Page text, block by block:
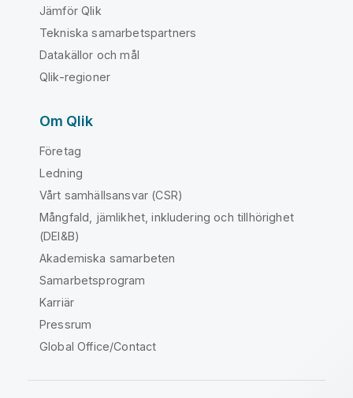
Jämför Qlik
Tekniska samarbetspartners
Datakällor och mål
Qlik-regioner
Om Qlik
Företag
Ledning
Vårt samhällsansvar (CSR)
Mångfald, jämlikhet, inkludering och tillhörighet
(DEI&B)
Akademiska samarbeten
Samarbetsprogram
Karriär
Pressrum
Global Office/Contact